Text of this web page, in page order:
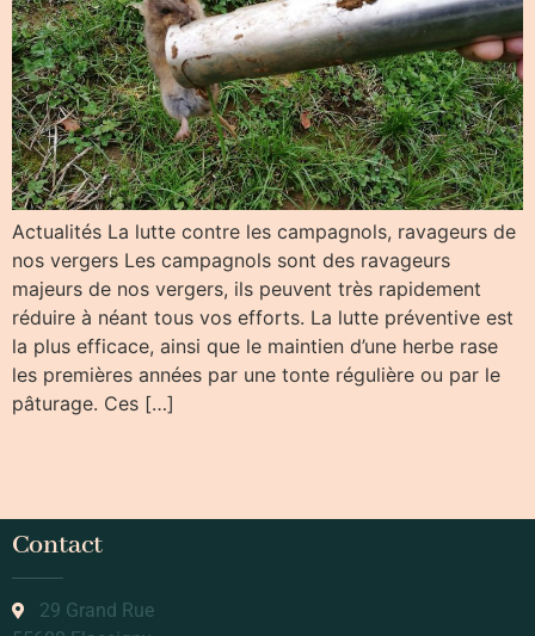
Actualités La lutte contre les campagnols, ravageurs de
nos vergers Les campagnols sont des ravageurs
majeurs de nos vergers, ils peuvent très rapidement
réduire à néant tous vos efforts. La lutte préventive est
la plus efficace, ainsi que le maintien d’une herbe rase
les premières années par une tonte régulière ou par le
pâturage. Ces […]
Contact
29 Grand Rue